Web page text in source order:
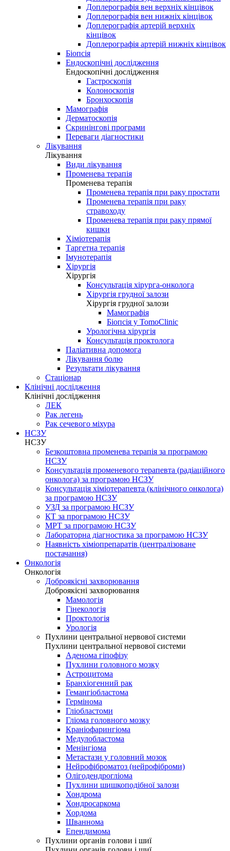
Доплерографія вен верхніх кінцівок
Доплерографія вен нижніх кінцівок
Доплерографія артерій верхніх
кінцівок
Доплерографія артерій нижніх кінцівок
Біопсія
Ендоскопічні дослідження
Ендоскопічні дослідження
Гастроскопія
Колоноскопія
Бронхоскопія
Мамографія
Дерматоскопія
Скринінгові програми
Переваги діагностики
Лікування
Лікування
Види лікування
Променева терапія
Променева терапія
Променева терапія при раку простати
Променева терапія при раку
стравоходу
Променева терапія при раку прямої
кишки
Хіміотерапія
Таргетна терапія
Імунотерапія
Хірургія
Хірургія
Консультація хірурга-онколога
Хірургія грудної залози
Хірургія грудної залози
Мамографія
Біопсія у TomoClinic
Урологічна хірургія
Консультація проктолога
Паліативна допомога
Лікування болю
Результати лікування
Стаціонар
Клінічні дослідження
Клінічні дослідження
ЛЕК
Рак легень
Рак сечевого міхура
НСЗУ
НСЗУ
Безкоштовна променева терапія за програмою
НСЗУ
Консультація променевого терапевта (радіаційного
онколога) за програмою НСЗУ
Консультація хіміотерапевта (клінічного онколога)
за програмою НСЗУ
УЗД за програмою НСЗУ
КТ за програмою НСЗУ
МРТ за програмою НСЗУ
Лабораторна діагностика за програмою НСЗУ
Наявність хіміопрепаратів (централізоване
постачання)
Онкологія
Онкологія
Доброякісні захворювання
Доброякісні захворювання
Мамологія
Гінекологія
Проктологія
Урологія
Пухлини центральної нервової системи
Пухлини центральної нервової системи
Аденома гіпофізу
Пухлини головного мозку
Астроцитома
Бранхіогенний рак
Гемангіобластома
Гермінома
Гліобластоми
Гліома головного мозку
Краніофарингіома
Медулобластома
Менінгіома
Метастази у головний мозок
Нейрофіброматоз (нейрофіброми)
Олігодендрогліома
Пухлини шишкоподібної залози
Хондрома
Хондросаркома
Хордома
Шваннома
Епендимома
Пухлини органів голови і шиї